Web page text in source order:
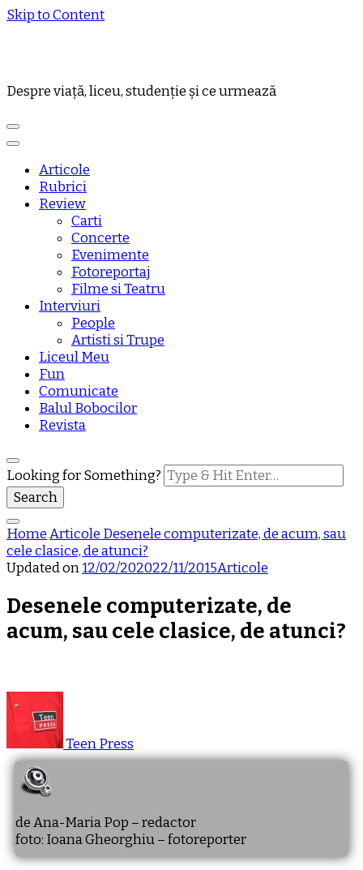
Skip to Content
Despre viață, liceu, studenție și ce urmează
Articole
Rubrici
Review
Carti
Concerte
Evenimente
Fotoreportaj
Filme si Teatru
Interviuri
People
Artisti si Trupe
Liceul Meu
Fun
Comunicate
Balul Bobocilor
Revista
Looking for Something?
HomeArticole Desenele computerizate, de acum, sau
cele clasice, de atunci?
Updated on12/02/202022/11/2015Articole
Desenele computerizate, de
acum, sau cele clasice, de atunci?
Teen Press
de Ana-Maria Pop – redactor
foto: Ioana Gheorghiu – fotoreporter